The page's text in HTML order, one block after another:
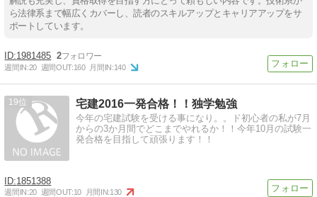
ら法律系まで幅広くカバーし、読者のスキルアップとキャリアアップをサ
ポートしています。
1981485 2
週間IN:20 週間OUT:160 月間IN:140
19 宅建2016一発合格！！独学勉強
今年の宅建試験を受ける事になり。。ド初心者の私が7月
からの3か月間でどこまでやれるか！！今年10月の試験一
発合格を目指して頑張ります！！
1851388
週間IN:20 週間OUT:10 月間IN:130